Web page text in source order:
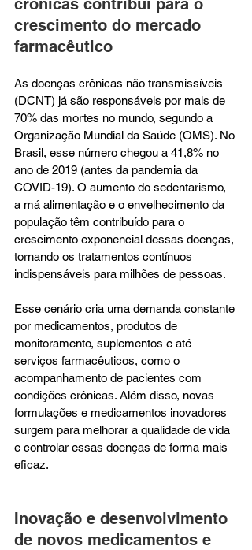
crônicas contribui para o
crescimento do mercado
farmacêutico
As doenças crônicas não transmissíveis
(DCNT) já são responsáveis por mais de
70% das mortes no mundo, segundo a
Organização Mundial da Saúde (OMS). No
Brasil, esse número chegou a 41,8% no
ano de 2019 (antes da pandemia da
COVID-19). O aumento do sedentarismo,
a má alimentação e o envelhecimento da
população têm contribuído para o
crescimento exponencial dessas doenças,
tornando os tratamentos contínuos
indispensáveis para milhões de pessoas.
Esse cenário cria uma demanda constante
por medicamentos, produtos de
monitoramento, suplementos e até
serviços farmacêuticos, como o
acompanhamento de pacientes com
condições crônicas. Além disso, novas
formulações e medicamentos inovadores
surgem para melhorar a qualidade de vida
e controlar essas doenças de forma mais
eficaz.
Inovação e desenvolvimento
de novos medicamentos e